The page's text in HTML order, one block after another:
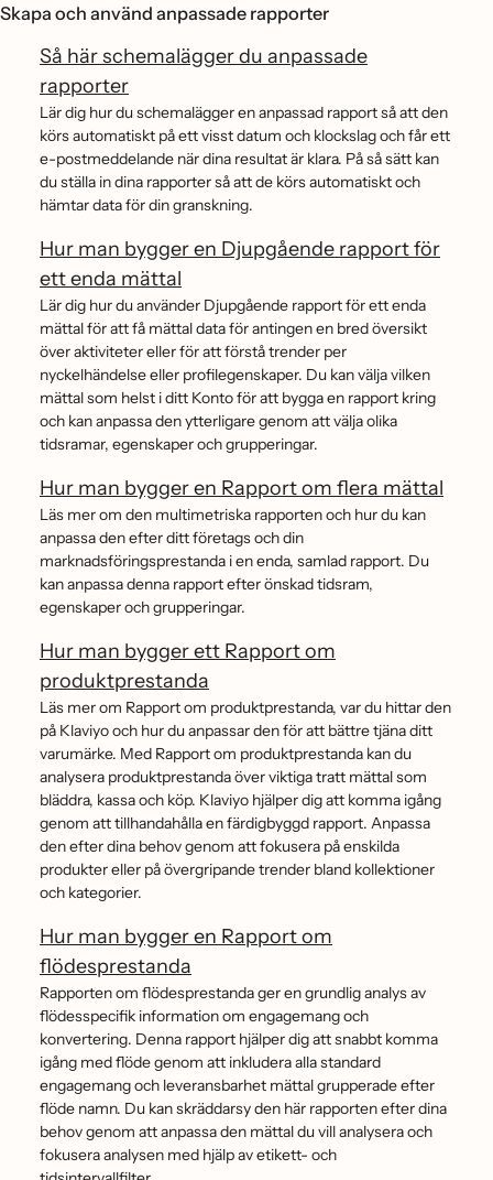
Skapa och använd anpassade rapporter
Så här schemalägger du anpassade
rapporter
Lär dig hur du schemalägger en anpassad rapport så att den
körs automatiskt på ett visst datum och klockslag och får ett
e-postmeddelande när dina resultat är klara. På så sätt kan
du ställa in dina rapporter så att de körs automatiskt och
hämtar data för din granskning.
Hur man bygger en Djupgående rapport för
ett enda mättal
Lär dig hur du använder Djupgående rapport för ett enda
mättal för att få mättal data för antingen en bred översikt
över aktiviteter eller för att förstå trender per
nyckelhändelse eller profilegenskaper. Du kan välja vilken
mättal som helst i ditt Konto för att bygga en rapport kring
och kan anpassa den ytterligare genom att välja olika
tidsramar, egenskaper och grupperingar.
Hur man bygger en Rapport om flera mättal
Läs mer om den multimetriska rapporten och hur du kan
anpassa den efter ditt företags och din
marknadsföringsprestanda i en enda, samlad rapport. Du
kan anpassa denna rapport efter önskad tidsram,
egenskaper och grupperingar.
Hur man bygger ett Rapport om
produktprestanda
Läs mer om Rapport om produktprestanda, var du hittar den
på Klaviyo och hur du anpassar den för att bättre tjäna ditt
varumärke. Med Rapport om produktprestanda kan du
analysera produktprestanda över viktiga tratt mättal som
bläddra, kassa och köp. Klaviyo hjälper dig att komma igång
genom att tillhandahålla en färdigbyggd rapport. Anpassa
den efter dina behov genom att fokusera på enskilda
produkter eller på övergripande trender bland kollektioner
och kategorier.
Hur man bygger en Rapport om
flödesprestanda
Rapporten om flödesprestanda ger en grundlig analys av
flödesspecifik information om engagemang och
konvertering. Denna rapport hjälper dig att snabbt komma
igång med flöde genom att inkludera alla standard
engagemang och leveransbarhet mättal grupperade efter
flöde namn. Du kan skräddarsy den här rapporten efter dina
behov genom att anpassa den mättal du vill analysera och
fokusera analysen med hjälp av etikett- och